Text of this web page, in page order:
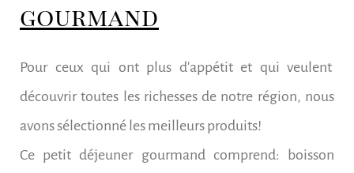
gourmand
Pour ceux qui ont plus d'appétit et qui veulent
découvrir toutes les richesses de notre région, nous
avons sélectionné les meilleurs produits!
Ce petit déjeuner gourmand comprend: boisson